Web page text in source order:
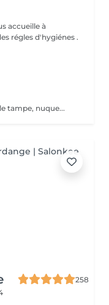
accueille à
régles d'hygiénes .
tampe, nuque...
258